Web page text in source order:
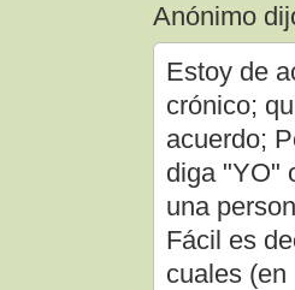
Anónimo
Estoy de
crónico;
acuerdo;
diga "YO"
una
Fácil es
cuales